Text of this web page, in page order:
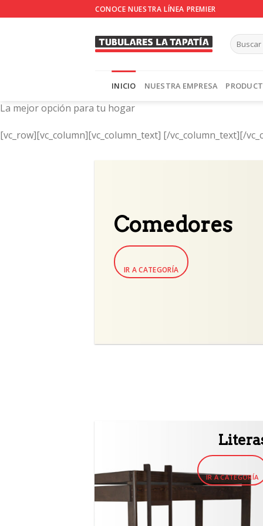
to
CONOCE NUESTRA LÍNEA PREMIER
INICIO NUESTRA EMPRESA
La mejor opción para tu hogar
[vc_row][vc_column][vc_column_text] [/vc_column_text][/
Comedores
IR A CATEGORÍA
IR A CATEGORÍA